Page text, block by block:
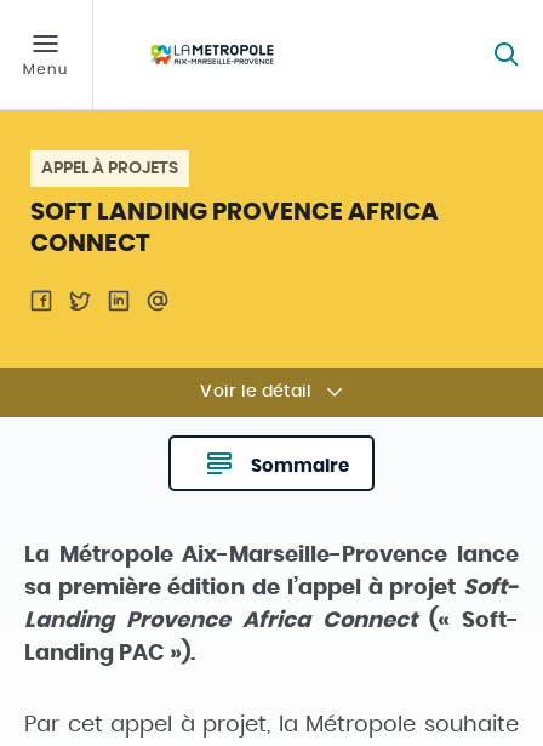
APPEL À PROJETS
SOFT LANDING PROVENCE AFRICA
CONNECT
Voir le détail
Sommaire
La Métropole Aix-Marseille-Provence lance
sa première édition de l’appel à projet Soft-
Landing Provence Africa Connect(« Soft-
Landing PAC »).
Par cet appel à projet, la Métropole souhaite